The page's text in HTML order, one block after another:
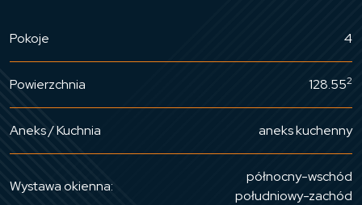
Pokoje 4
Powierzchnia 128.552
Aneks / Kuchnia aneks kuchenny
Wystawa okienna:
północny-wschód
południowy-zachód